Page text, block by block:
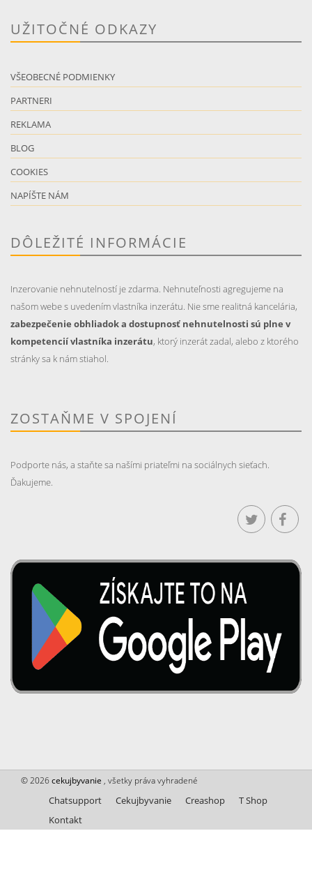
UŽITOČNÉ ODKAZY
VŠEOBECNÉ PODMIENKY
PARTNERI
REKLAMA
BLOG
COOKIES
NAPÍŠTE NÁM
DÔLEŽITÉ INFORMÁCIE
Inzerovanie nehnutelností je zdarma. Nehnuteľnosti agregujeme na
našom webe s uvedením vlastníka inzerátu. Nie sme realitná kancelária,
zabezpečenie obhliadok a dostupnosť nehnutelnosti sú plne v
kompetencií vlastníka inzerátu, ktorý inzerát zadal, alebo z ktorého
stránky sa k nám stiahol.
ZOSTAŇME V SPOJENÍ
Podporte nás, a staňte sa našími priateľmi na sociálnych sieťach.
Ďakujeme.
© 2026cekujbyvanie , všetky práva vyhradené
Chatsupport Cekujbyvanie Creashop
T Shop
Kontakt